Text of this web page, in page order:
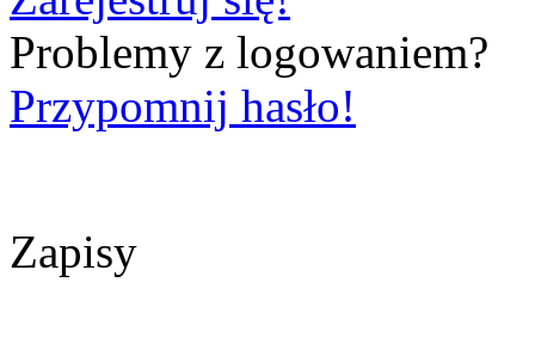
Problemy z logowaniem?
Przypomnij hasło!
Zapisy